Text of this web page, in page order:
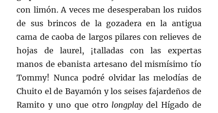
con limón. A veces me desesperaban los ruidos
de sus brincos de la gozadera en la antigua
cama de caoba de largos pilares con relieves de
hojas de laurel, ¡talladas con las expertas
manos de ebanista artesano del mismísimo tío
Tommy! Nunca podré olvidar las melodías de
Chuito el de Bayamón y los seises fajardeños de
Ramito y uno que otro longplaydel Hígado de